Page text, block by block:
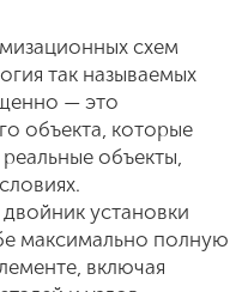
схем
так называемых
— это
объекта, которые
объекты,
установки
максимально полную
включая